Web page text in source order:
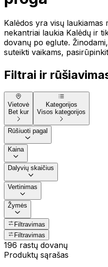
Kalėdos yra visų laukiamas
nekantriai laukia Kalėdų ir
dovanų po eglute.
suteikti vaikams,
Filtrai ir
Vietovė
Bet kur
Kategorijos
Visos kategorijos
Rūšiuoti pagal
Kaina
Dalyvių skaičius
Vertinimas
Žymės
Filtravimas
Filtravimas
196 rastų dovanų
Produktų sąrašas